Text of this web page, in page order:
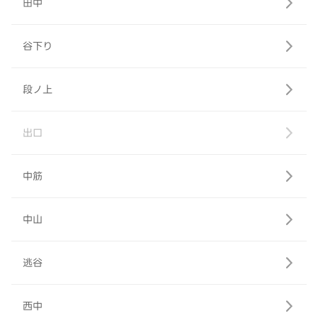
谷下り
段ノ上
出口
中筋
中山
逃谷
西中